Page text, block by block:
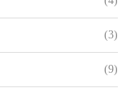
(3)
(9)